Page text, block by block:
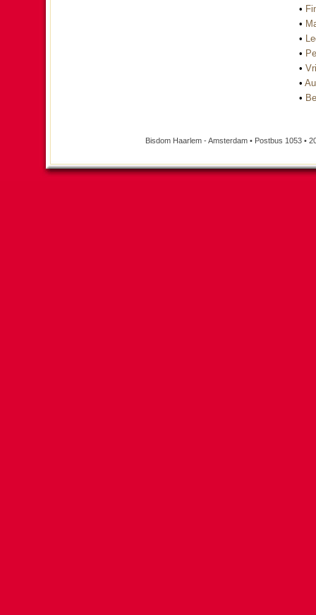
•
•
•
•
•
•
•
Bisdom Haarlem - Amsterdam • Postbus 1053 •